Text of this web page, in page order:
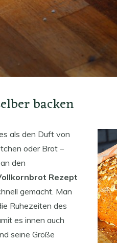
backen
als den Duft von
oder Brot –
den
Rezept
gemacht. Man
Ruhezeiten des
es innen auch
seine Größe